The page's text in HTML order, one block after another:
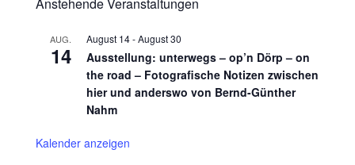
AUG.
14
August 14-August 30
Ausstellung: unterwegs – op’n Dörp – on
the road – Fotografische Notizen zwischen
hier und anderswo von Bernd-Günther
Nahm
Kalender anzeigen